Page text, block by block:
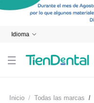
Idioma
Inicio Todas las marcas